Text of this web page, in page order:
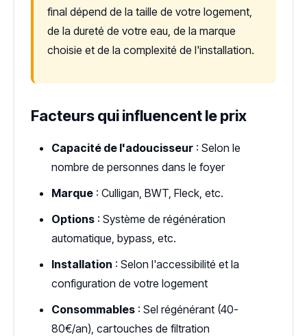
final dépend de la taille de votre logement,
de la dureté de votre eau, de la marque
choisie et de la complexité de l'installation.
Facteurs qui influencent le prix
Capacité de l'adoucisseur : Selon le
nombre de personnes dans le foyer
Marque : Culligan, BWT, Fleck, etc.
Options : Système de régénération
automatique, bypass, etc.
Installation : Selon l'accessibilité et la
configuration de votre logement
Consommables : Sel régénérant (40-
80€/an), cartouches de filtration